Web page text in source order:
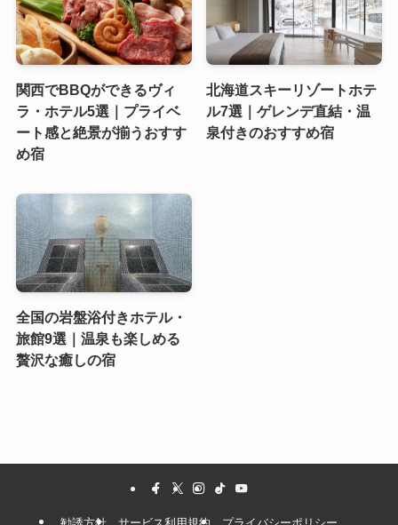
関西でBBQができるヴィ
ラ・ホテル5選｜プライベ
ート感と絶景が揃うおすす
め宿
北海道スキーリゾートホテ
ル7選｜ゲレンデ直結・温
泉付きのおすすめ宿
全国の岩盤浴付きホテル・
旅館9選｜温泉も楽しめる
贅沢な癒しの宿